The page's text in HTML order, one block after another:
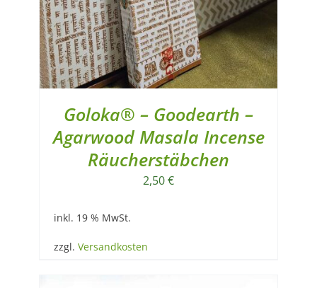
Goloka® – Goodearth –
Agarwood Masala Incense
Räucherstäbchen
2,50€
inkl. 19 % MwSt.
zzgl. Versandkosten